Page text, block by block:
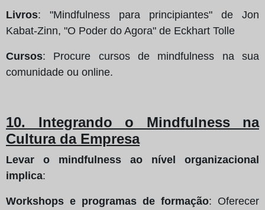
Livros: "Mindfulness para principiantes" de Jon
Kabat-Zinn, "O Poder do Agora" de Eckhart Tolle
Cursos: Procure cursos de mindfulness na sua
comunidade ou online.
10. Integrando o Mindfulness na
Cultura da Empresa
Levar o mindfulness ao nível organizacional
implica:
Workshops e programas de formação: Oferecer